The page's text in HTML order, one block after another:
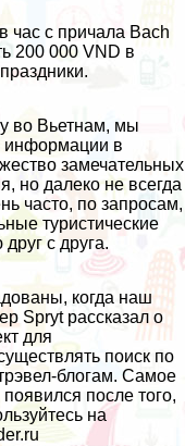
час с причала Bach
200 000 VND в
во Вьетнам, мы
информации в
замечательных
но далеко не всегда
часто, по запросам,
туристические
с друга.
когда наш
Sprytрассказал о
для
поиск по
блогам. Самое
после того,
на